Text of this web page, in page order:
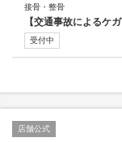
接骨・整骨
【交通事故によるケ
受付中
店舗公式